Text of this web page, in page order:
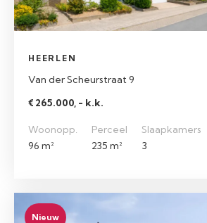
HEERLEN
Van der Scheurstraat 9
€ 265.000, - k.k.
Woonopp.
96 m²
Perceel
235 m²
Slaapkamers
3
Nieuw